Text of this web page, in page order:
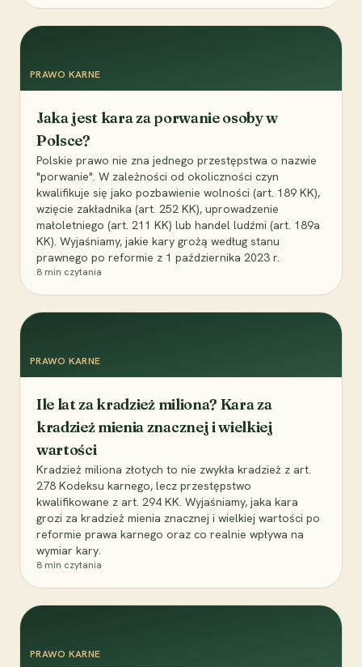
PRAWO KARNE
Jaka jest kara za porwanie osoby w
Polsce?
Polskie prawo nie zna jednego przestępstwa o nazwie
"porwanie". W zależności od okoliczności czyn
kwalifikuje się jako pozbawienie wolności (art. 189 KK),
wzięcie zakładnika (art. 252 KK), uprowadzenie
małoletniego (art. 211 KK) lub handel ludźmi (art. 189a
KK). Wyjaśniamy, jakie kary grożą według stanu
prawnego po reformie z 1 października 2023 r.
8 min czytania
PRAWO KARNE
Ile lat za kradzież miliona? Kara za
kradzież mienia znacznej i wielkiej
wartości
Kradzież miliona złotych to nie zwykła kradzież z art.
278 Kodeksu karnego, lecz przestępstwo
kwalifikowane z art. 294 KK. Wyjaśniamy, jaka kara
grozi za kradzież mienia znacznej i wielkiej wartości po
reformie prawa karnego oraz co realnie wpływa na
wymiar kary.
8 min czytania
PRAWO KARNE